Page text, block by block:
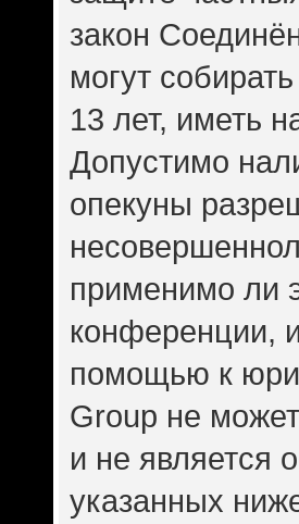
закон
могут
13 лет, иметь
Допустимо
опекуны
применимо ли
конференции,
помощью к
Group не
и не является
указанных